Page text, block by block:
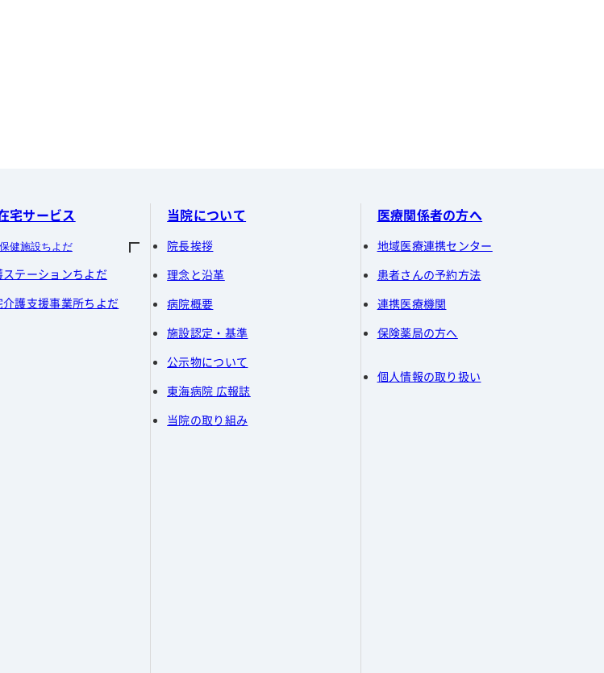
宅サービス
健施設ちよだ
ートステイ
テーションちよだ
護支援事業所ちよだ
当院について
院長挨拶
理念と沿革
病院概要
施設認定・基準
公示物について
東海病院 広報誌
当院の取り組み
医療関係者の方へ
地域医療連携センター
患者さんの予約方法
連携医療機関
保険薬局の方へ
個人情報の取り扱い